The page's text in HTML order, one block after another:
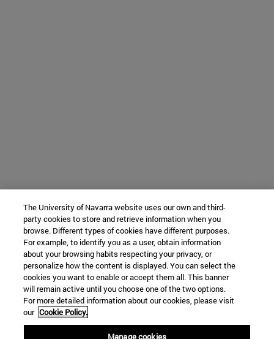
The University of Navarra website uses our own and third-
party cookies to store and retrieve information when you
browse. Different types of cookies have different purposes.
For example, to identify you as a user, obtain information
about your browsing habits respecting your privacy, or
personalize how the content is displayed. You can select the
cookies you want to enable or accept them all. This banner
will remain active until you choose one of the two options.
For more detailed information about our cookies, please visit
our Cookie Policy.
Manage cookies